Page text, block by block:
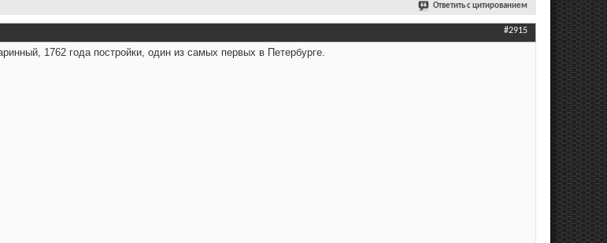
Ответить с цитированием
#2915
1762 года постройки, один из самых первых в Петербурге.